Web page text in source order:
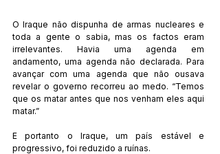
O Iraque não dispunha de armas nucleares e
toda a gente o sabia, mas os factos eram
irrelevantes. Havia uma agenda em
andamento, uma agenda não declarada. Para
avançar com uma agenda que não ousava
revelar o governo recorreu ao medo. “Temos
que os matar antes que nos venham eles aqui
matar.”
E portanto o Iraque, um país estável e
progressivo, foi reduzido a ruínas.